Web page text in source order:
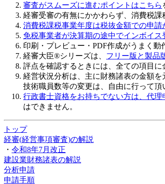
審査がスムーズに進むポイントはこちら
経審受審の有無にかかわらず、 消費税課
消費税課税事業年度は税抜金額での申請
免税事業者が決算期の途中でインボイ
印刷・プレビュー・PDF作成がうまく動
経審大臣®シリーズは、 フリー版と製品
評点を確認するときには、全ての項目
経営状況分析は、主に財務諸表の金額を
技術職員数等の変更は、自由に行って頂
行政書士資格をお持ちでない方は、代理
はできません。
トップ
経審(経営事項審査)の解説
・ 令和8年7月改正
建設業財務諸表の解説
分析申請
申請手順